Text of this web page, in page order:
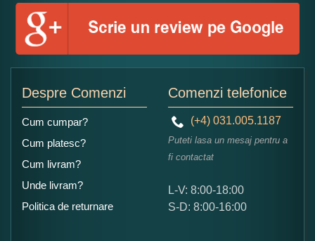
Numele dumneavoastra:
Ce nota acordati acestui produs?
5
Despre Comenzi
Cum cumpar?
Cum platesc?
Cum livram?
Unde livram?
Politica de returnare
Comenzi telefonice
(+4) 031.005.1187
Puteti lasa un mesaj pentru a
fi contactat
L-V: 8:00-18:00
S-D: 8:00-16:00